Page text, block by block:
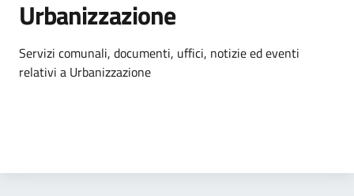
Urbanizzazione
Dettagli dell'argomento
Servizi comunali, documenti, uffici, notizie ed eventi
relativi a Urbanizzazione